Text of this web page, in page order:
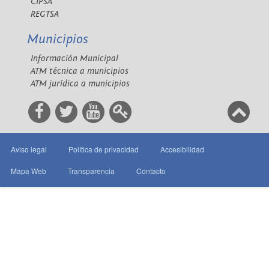
REGTSA
Municipios
Información Municipal
ATM técnica a municipios
ATM jurídica a municipios
Aviso legal Política de privacidad Accesibilidad
Mapa Web Transparencia Contacto